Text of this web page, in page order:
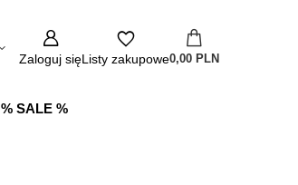
Zaloguj sięListy zakupowe0,00 PLN
% SALE %